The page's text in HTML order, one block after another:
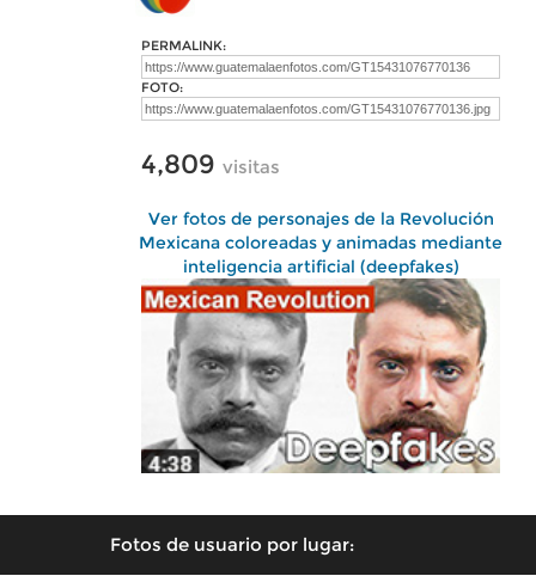
PERMALINK:
FOTO:
4,809 visitas
Ver fotos de personajes de la Revolución
Mexicana coloreadas y animadas mediante
inteligencia artificial (deepfakes)
Fotos de usuario por lugar: